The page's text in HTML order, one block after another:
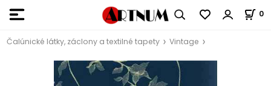
0
Čalúnické látky, záclony a textilné tapety Vintage